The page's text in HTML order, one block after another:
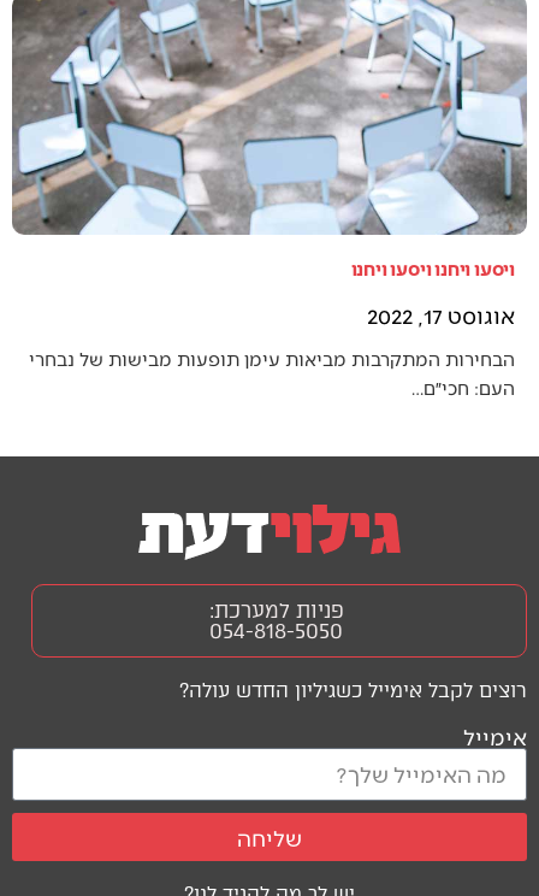
ויסעו ויחנו ויסעו ויחנו
אוגוסט 17, 2022
הבחירות המתקרבות מביאות עימן תופעות מבישות של נבחרי
העם: חכי״ם…
רוצים לקבל אימייל כשגיליון החדש עולה?
אימייל
שליחה
פניות למערכת:
054-818-5050